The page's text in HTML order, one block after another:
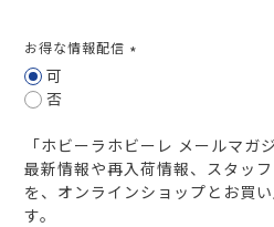
お得な情報配信
可
否
「ホビーラホビーレ メールマガ
最新情報や再入荷情報、スタッ
を、オンラインショップとお買
す。